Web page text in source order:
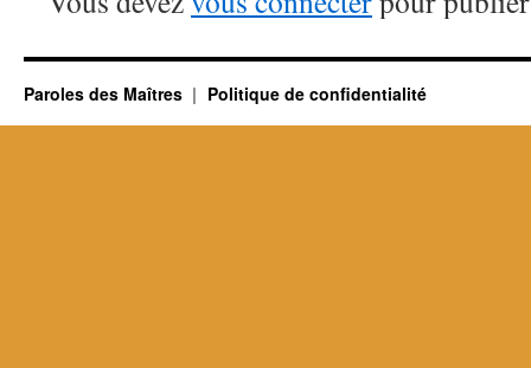
Paroles des Maîtres Politique de confidentialité